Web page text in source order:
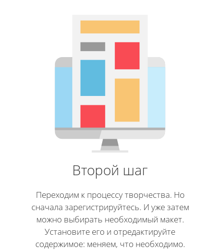
Второй шаг
Переходим к процессу творчества. Но
сначала зарегистрируйтесь. И уже затем
можно выбирать необходимый макет.
Установите его и отредактируйте
содержимое: меняем, что необходимо.